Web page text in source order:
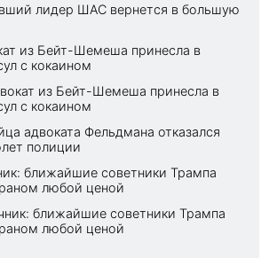
лидер ШАС вернется в большую
из Бейт-Шемеша принесла в
с кокаином
из Бейт-Шемеша принесла в
с кокаином
адвоката Фельдмана отказался
полиции
ближайшие советники Трампа
любой ценой
ближайшие советники Трампа
любой ценой